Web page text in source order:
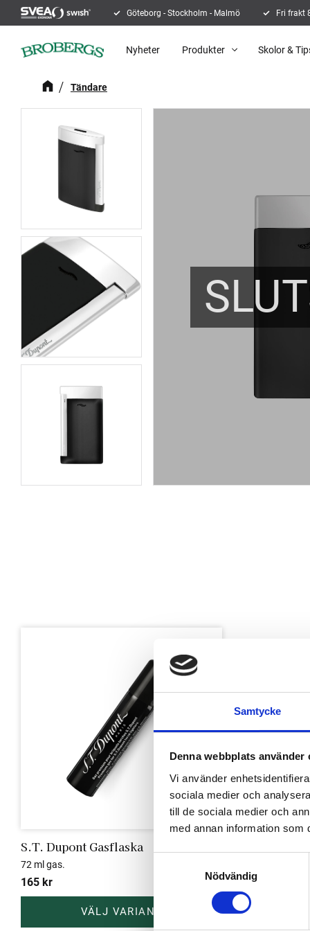
Samtycke
Denna webbplats använder
Vi använder
sociala medier och
till de sociala medier och
med annan information som
t
y
Nödvändig
Göteborg - Stockholm - Malmö Fri frakt
Nyheter Produkter Skolor &
Tändare
S.T. Dupont Gasflaska
72 ml gas.
165 kr